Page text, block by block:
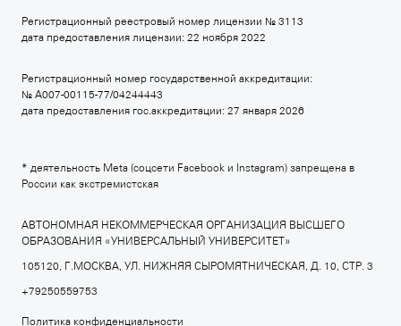
МОСКОВСКАЯ ШКОЛА КИНО
АРХИТЕКТУРНАЯ ШКОЛА МАРШ
+7 495 640 80 15
march.ru
Регистрационный реестровый номер лицензии № 3113
дата предоставления лицензии: 22 ноября 2022
Регистрационный номер государственной аккредитации:
№ А007-00115-77/04244443
дата предоставления гос.аккредитации: 27 января 2026
* деятельность Meta (соцсети Facebook и Instagram) запрещена в
России как экстремистская
АВТОНОМНАЯ НЕКОММЕРЧЕСКАЯ ОРГАНИЗАЦИЯ ВЫСШЕГО
ОБРАЗОВАНИЯ «УНИВЕРСАЛЬНЫЙ УНИВЕРСИТЕТ»
105120, Г.МОСКВА, УЛ. НИЖНЯЯ СЫРОМЯТНИЧЕСКАЯ, Д. 10, СТР. 3
+79250559753
Политика конфиденциальности